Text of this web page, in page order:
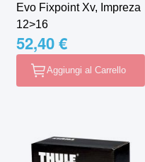
Evo Fixpoint Xv, Impreza
12>16
52,40 €
Aggiungi al Carrello